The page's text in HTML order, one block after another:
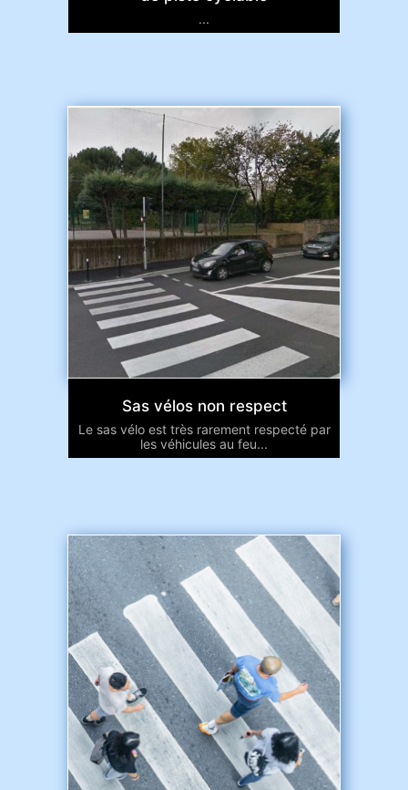
...
Sas vélos non respect
Le sas vélo est très rarement respecté par
les véhicules au feu...